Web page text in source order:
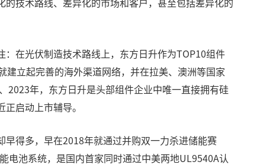
在光伏制造技术路线上，东方日升作为TOP10组件
立起完善的海外渠道网络，并在拉美、澳洲等国家
2023年，东方日升是头部组件企业中唯一直接拥有硅
启动上市辅导。
得多，早在2018年就通过并购双一力杀进储能赛
电池系统，是国内首家同时通过中美两地UL9540A认